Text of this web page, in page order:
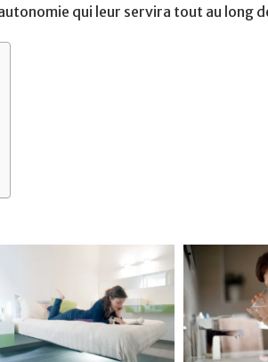
qui leur servira tout au long